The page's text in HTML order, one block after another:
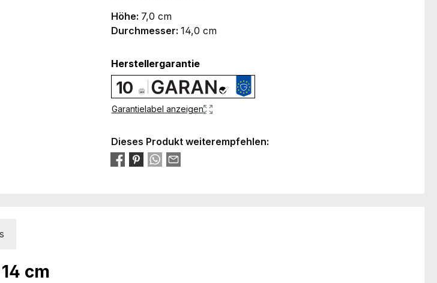
Höhe: 7,0 cm
Durchmesser: 14,0 cm
Herstellergarantie
10
Garantielabel anzeigen
Dieses Produkt weiterempfehlen:
cm